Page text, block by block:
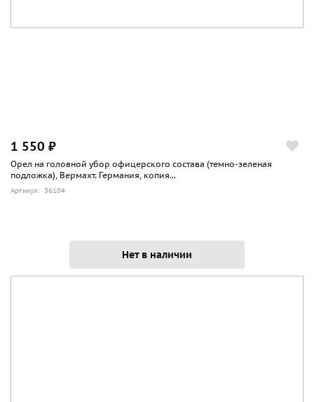
1 550 ₽
Орел на головной убор офицерского состава (темно-зеленая
подложка), Вермахт. Германия, копия...
Артикул: 36104
Нет в наличии